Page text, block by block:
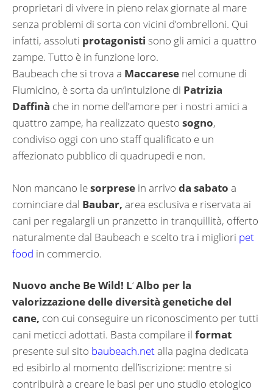
proprietari di vivere in pieno relax giornate al mare
senza problemi di sorta con vicini d’ombrelloni. Qui
infatti, assoluti protagonisti sono gli amici a quattro
zampe. Tutto è in funzione loro.
Baubeach che si trova a Maccarese nel comune di
Fiumicino, è sorta da un’intuizione di Patrizia
Daffinà che in nome dell’amore per i nostri amici a
quattro zampe, ha realizzato questo sogno,
condiviso oggi con uno staff qualificato e un
affezionato pubblico di quadrupedi e non.
Non mancano lesorprese in arrivo da sabato a
cominciare dal Baubar, area esclusiva e riservata ai
cani per regalargli un pranzetto in tranquillità, offerto
naturalmente dal Baubeach e scelto tra i migliori pet
food in commercio.
Nuovo anche Be Wild! L‘Albo per la
valorizzazione delle diversità genetiche del
cane, con cui conseguire un riconoscimento per tutti
cani meticci adottati. Basta compilare il format
presente sul sito baubeach.netalla pagina dedicata
ed esibirlo al momento dell’iscrizione: mentre si
contribuirà a creare le basi per uno studio etologico